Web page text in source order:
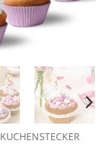
KUCHENSTECKER